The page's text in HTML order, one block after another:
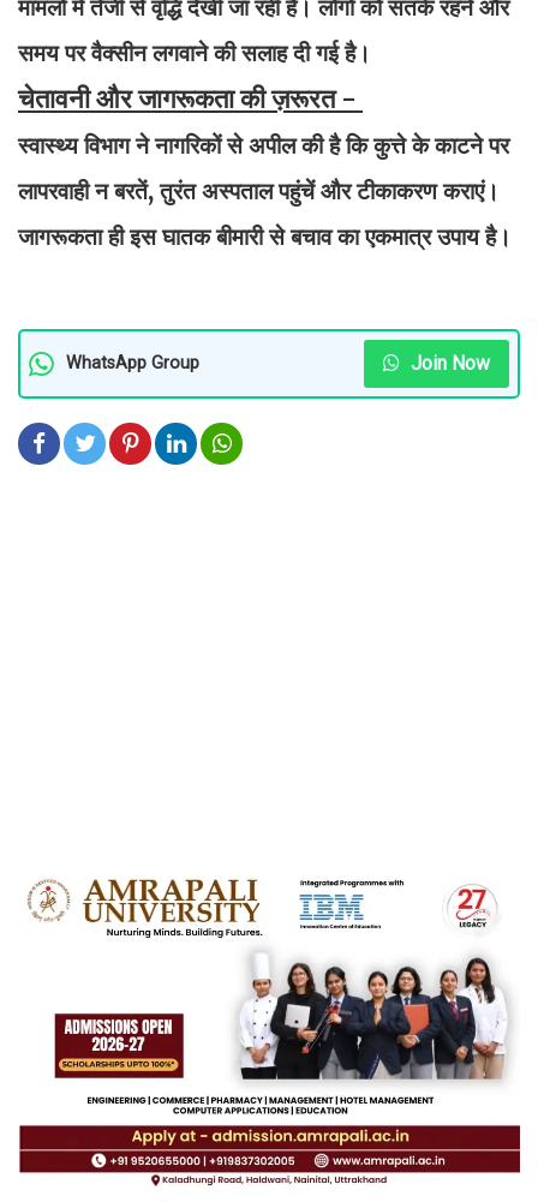
मामलों में तेजी से वृद्धि देखी जा रही है। लोगों को सतर्क रहने और
समय पर वैक्सीन लगवाने की सलाह दी गई है।
चेतावनी और जागरूकता की ज़रूरत -
स्वास्थ्य विभाग ने नागरिकों से अपील की है कि कुत्ते के काटने पर
लापरवाही न बरतें, तुरंत अस्पताल पहुंचें और टीकाकरण कराएं।
जागरूकता ही इस घातक बीमारी से बचाव का एकमात्र उपाय है।
WhatsApp Group Join Now